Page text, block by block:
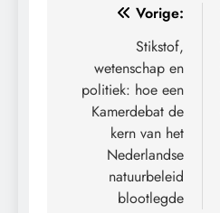
Bericht
navigatie
Vorige:
Stikstof,
wetenschap en
politiek: hoe een
Kamerdebat de
kern van het
Nederlandse
natuurbeleid
blootlegde